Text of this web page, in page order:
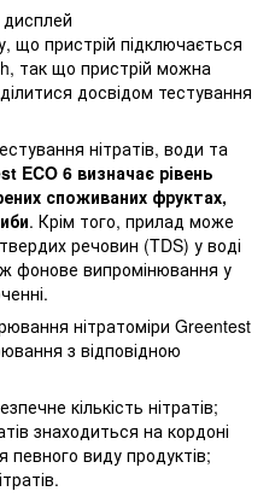
дисплей
що пристрій підключається
так що пристрій можна
досвідом тестування
нітратів, води та
ECO 6 визначає рівень
споживаних фруктах,
. Крім того, прилад може
речовин (TDS) у воді
фонове випромінювання у
нітратоміри Greentest
з відповідною
кількість нітратів;
знаходиться на кордоні
певного виду продуктів;